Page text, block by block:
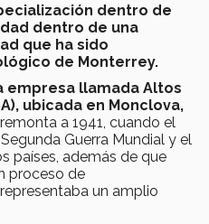
dentro de
dentro de una
que ha sido
de Monterrey.
empresa llamada Altos
ubicada en Monclova,
a 1941, cuando el
Guerra Mundial y el
países, además de que
proceso de
un amplio